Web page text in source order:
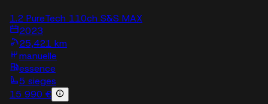
1.2 PureTech 110ch S&S MAX
2023
25,421 km
manuelle
essence
5 sieges
15 990 €